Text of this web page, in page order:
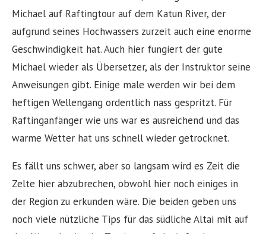
Michael auf Raftingtour auf dem Katun River, der
aufgrund seines Hochwassers zurzeit auch eine enorme
Geschwindigkeit hat. Auch hier fungiert der gute
Michael wieder als Übersetzer, als der Instruktor seine
Anweisungen gibt. Einige male werden wir bei dem
heftigen Wellengang ordentlich nass gespritzt. Für
Raftinganfänger wie uns war es ausreichend und das
warme Wetter hat uns schnell wieder getrocknet.
Es fällt uns schwer, aber so langsam wird es Zeit die
Zelte hier abzubrechen, obwohl hier noch einiges in
der Region zu erkunden wäre. Die beiden geben uns
noch viele nützliche Tips für das südliche Altai mit auf